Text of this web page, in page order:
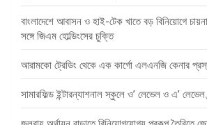
বাংলাদেশে আবাসন ও হাই-টেক খাতে বড় বিনিয়োগে
সঙ্গে জিএম হোল্ডিংসের চুক্তি
আরামকো ট্রেডিং থেকে এক কার্গো এলএনজি কেনার
সামারফিল্ড ইন্টারন্যাশনাল স্কুলে ও’ লেভেল ও এ’